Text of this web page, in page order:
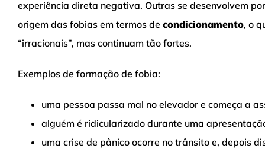
experiência direta negativa. Outras se desenvolvem
origem das fobias em termos de condicionamento, o
“irracionais”, mas continuam tão fortes.
Exemplos de formação de fobia:
uma pessoa passa mal no elevador e começa a
alguém é ridicularizado durante uma
uma crise de pânico ocorre no trânsito e, depois